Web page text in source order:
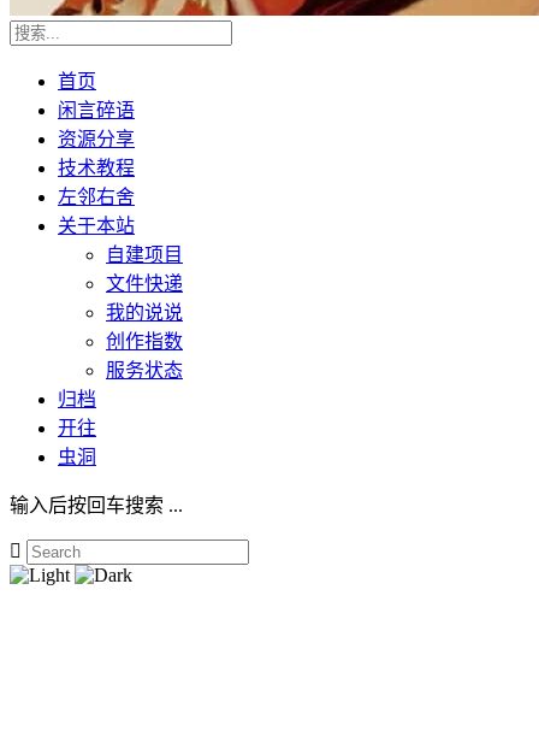
首页
闲言碎语
资源分享
技术教程
左邻右舍
关于本站
自建项目
文件快递
我的说说
创作指数
服务状态
归档
开往
虫洞
输入后按回车搜索 ...
